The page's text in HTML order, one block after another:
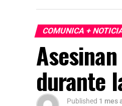
COMUNICA +
durante
Published 1 mes